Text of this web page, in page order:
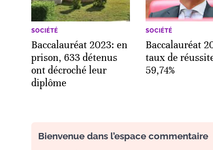
SOCIÉTÉ
Baccalauréat 2023: en
prison, 633 détenus
ont décroché leur
diplôme
SOCIÉTÉ
Baccalauréat
taux de
59,74%
Bienvenue dans l’espace commentaire